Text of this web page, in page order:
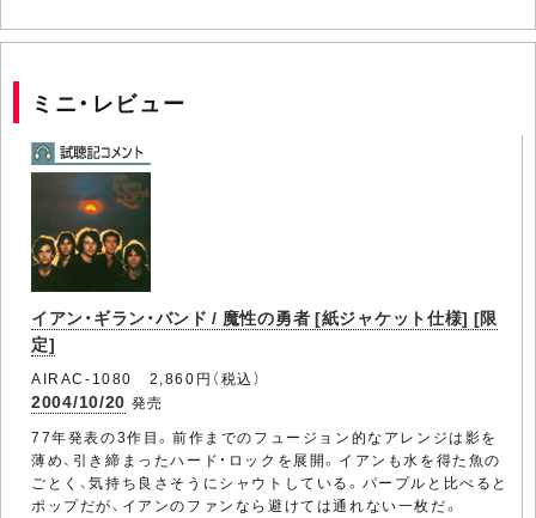
ミニ・レビュー
イアン・ギラン・バンド / 魔性の勇者 [紙ジャケット仕様] [限
定]
AIRAC-1080 2,860円（税込）
2004/10/20 発売
77年発表の3作目。前作までのフュージョン的なアレンジは影を
薄め、引き締まったハード・ロックを展開。イアンも水を得た魚の
ごとく、気持ち良さそうにシャウトしている。パープルと比べると
ポップだが、イアンのファンなら避けては通れない一枚だ。